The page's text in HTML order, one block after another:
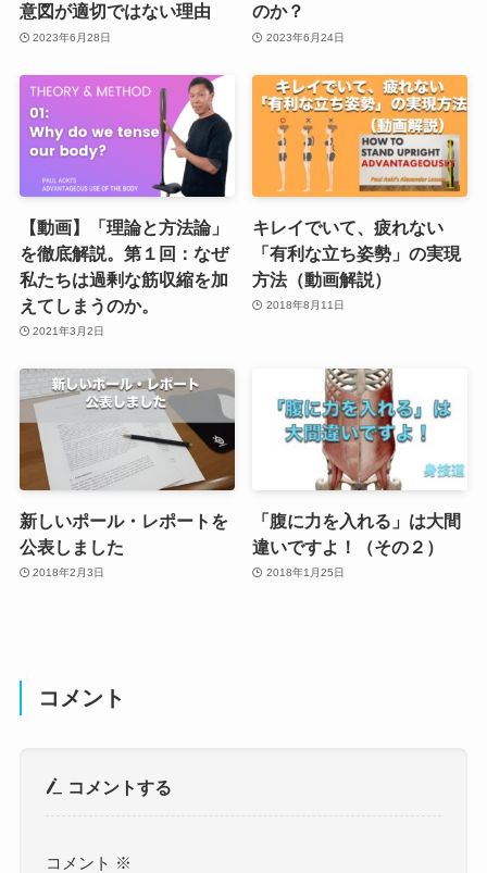
意図が適切ではない理由
2023年6月28日
のか？
2023年6月24日
【動画】「理論と方法論」
を徹底解説。第１回：なぜ
私たちは過剰な筋収縮を加
えてしまうのか。
2021年3月2日
キレイでいて、疲れない
「有利な立ち姿勢」の実現
方法（動画解説）
2018年8月11日
新しいポール・レポートを
公表しました
2018年2月3日
「腹に力を入れる」は大間
違いですよ！（その２）
2018年1月25日
コメント
コメントする
コメント ※